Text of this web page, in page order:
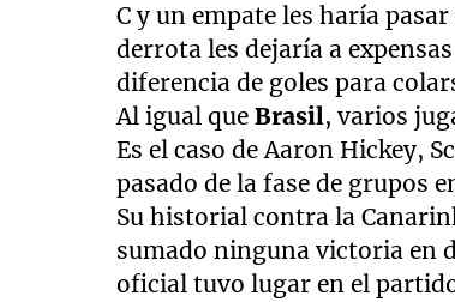
C y un empate les haría
derrota les dejaría a
diferencia de goles para
Al igual queBrasil, varios
Es el caso de Aaron Hickey,
pasado de la fase de grupos
Su historial contra la
sumado ninguna victoria en
oficial tuvo lugar en el